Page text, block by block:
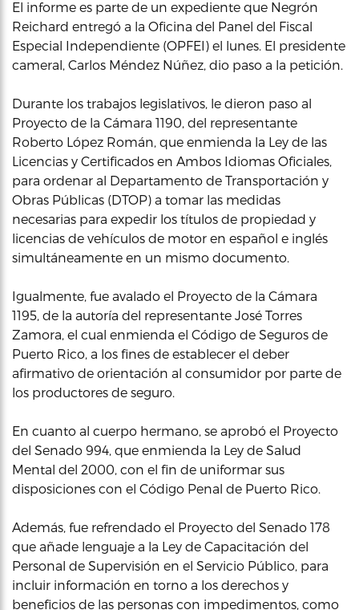
El informe es parte de un expediente que Negrón
Reichard entregó a la Oficina del Panel del Fiscal
Especial Independiente (OPFEI) el lunes. El presidente
cameral, Carlos Méndez Núñez, dio paso a la petición.
Durante los trabajos legislativos, le dieron paso al
Proyecto de la Cámara 1190, del representante
Roberto López Román, que enmienda la Ley de las
Licencias y Certificados en Ambos Idiomas Oficiales,
para ordenar al Departamento de Transportación y
Obras Públicas (DTOP) a tomar las medidas
necesarias para expedir los títulos de propiedad y
licencias de vehículos de motor en español e inglés
simultáneamente en un mismo documento.
Igualmente, fue avalado el Proyecto de la Cámara
1195, de la autoría del representante José Torres
Zamora, el cual enmienda el Código de Seguros de
Puerto Rico, a los fines de establecer el deber
afirmativo de orientación al consumidor por parte de
los productores de seguro.
En cuanto al cuerpo hermano, se aprobó el Proyecto
del Senado 994, que enmienda la Ley de Salud
Mental del 2000, con el fin de uniformar sus
disposiciones con el Código Penal de Puerto Rico.
Además, fue refrendado el Proyecto del Senado 178
que añade lenguaje a la Ley de Capacitación del
Personal de Supervisión en el Servicio Público, para
incluir información en torno a los derechos y
beneficios de las personas con impedimentos, como